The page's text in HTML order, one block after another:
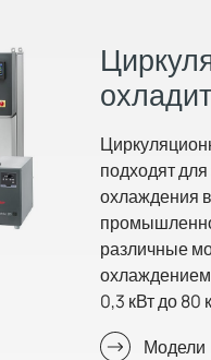
подходят
охлаждения
различные
0,3 кВт до 80
Модели